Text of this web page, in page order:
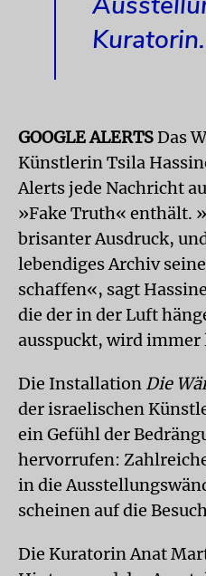
Kuratorin.
GOOGLE ALERTSDas
Künstlerin Tsila
Alerts jede Nachricht
»Fake Truth« enthält.
brisanter Ausdruck,
lebendiges Archiv
schaffen«, sagt
die der in der Luft
ausspuckt, wird immer
Die Installation Die
der israelischen
ein Gefühl der
hervorrufen:
in die
scheinen auf die
Die Kuratorin Anat